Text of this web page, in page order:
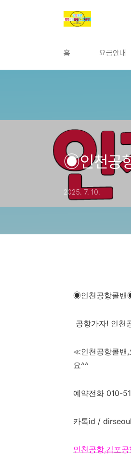
홈 요금안내
◉인천공
2025. 7. 10.
◉인천공항콜밴
공항가자! 인천
≪인천공항콜밴,
요^^
예약전화 010-
카톡id / dirseoul
인천공항,김포공